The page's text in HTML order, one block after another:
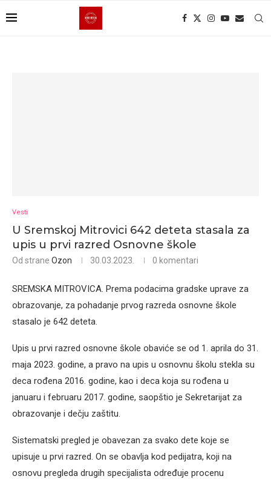
Vesti
U Sremskoj Mitrovici 642 deteta stasala za
upis u prvi razred Osnovne škole
Od strane Ozon 30.03.2023. 0 komentari
SREMSKA MITROVICA. Prema podacima gradske uprave za
obrazovanje, za pohadanje prvog razreda osnovne škole
stasalo je 642 deteta.
Upis u prvi razred osnovne škole obaviće se od 1. aprila do 31.
maja 2023. godine, a pravo na upis u osnovnu školu stekla su
deca rođena 2016. godine, kao i deca koja su rođena u
januaru i februaru 2017. godine, saopštio je Sekretarijat za
obrazovanje i dečju zaštitu.
Sistematski pregled je obavezan za svako dete koje se
upisuje u prvi razred. On se obavlja kod pedijatra, koji na
osnovu pregleda drugih specijalista određuje procenu